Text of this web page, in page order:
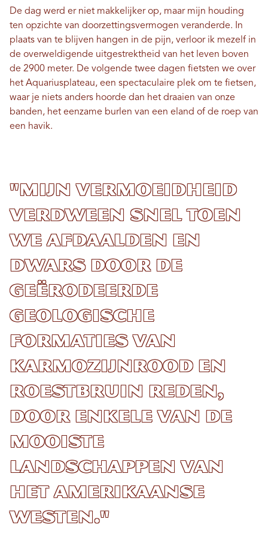
De dag werd er niet makkelijker op, maar mijn houding
ten opzichte van doorzettingsvermogen veranderde. In
plaats van te blijven hangen in de pijn, verloor ik mezelf in
de overweldigende uitgestrektheid van het leven boven
de 2900 meter. De volgende twee dagen fietsten we over
het Aquariusplateau, een spectaculaire plek om te fietsen,
waar je niets anders hoorde dan het draaien van onze
banden, het eenzame burlen van een eland of de roep van
een havik.
"Mijn vermoeidheid
verdween snel toen
we afdaalden en
dwars door de
geërodeerde
geologische
formaties van
karmozijnrood en
roestbruin reden,
door enkele van de
mooiste
landschappen van
het Amerikaanse
Westen."